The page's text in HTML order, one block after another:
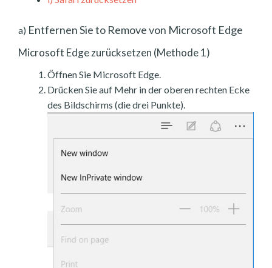
a) Entfernen Sie to Remove von Microsoft Edge
Microsoft Edge zurücksetzen (Methode 1)
Öffnen Sie Microsoft Edge.
Drücken Sie auf Mehr in der oberen rechten Ecke
des Bildschirms (die drei Punkte).